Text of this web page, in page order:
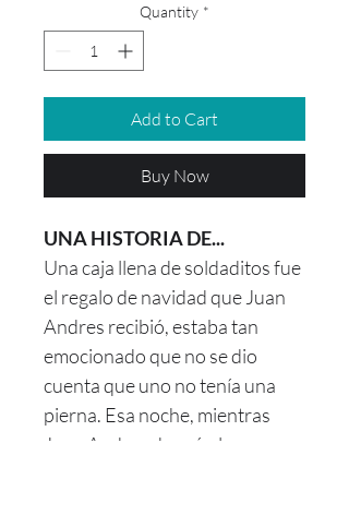
Quantity *
Add to Cart
Buy Now
UNA HISTORIA DE...
Una caja llena de soldaditos fue
el regalo de navidad que Juan
Andres recibió, estaba tan
emocionado que no se dio
cuenta que uno no tenía una
pierna. Esa noche, mientras
Juan Andres dormía, los